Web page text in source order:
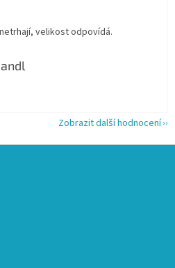
je 5 z 5 hvězdiček.
velikost odpovídá.
je 5 z 5 hvězdiček.
Zobrazit další hodnocení